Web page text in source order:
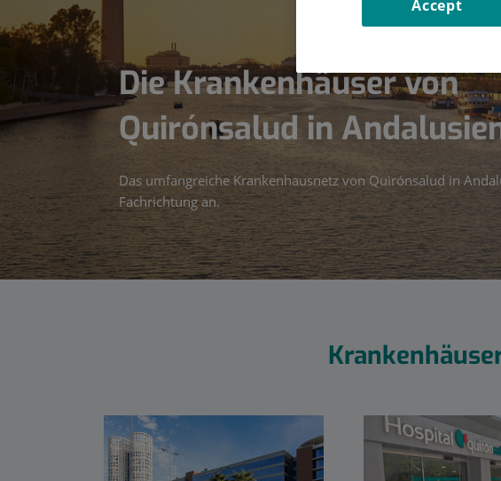
Die Krankenhäuser von
Quirónsalud in
Das umfangreiche Krankenhausnetz von Quirónsalud in
Fachrichtung an.
Accept